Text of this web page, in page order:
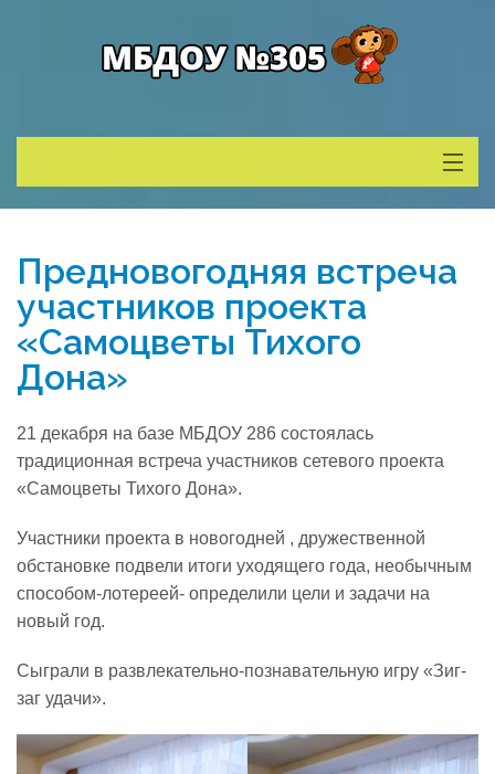
Деятельность
Родителям
Противодействие коррупции
Реализация соц заказа
Напишите нам
Предновогодняя встреча
участников проекта
«Самоцветы Тихого
Дона»
21 декабря на базе МБДОУ 286 состоялась
традиционная встреча участников сетевого проекта
«Самоцветы Тихого Дона».
Участники проекта в новогодней , дружественной
обстановке подвели итоги уходящего года, необычным
способом-лотереей- определили цели и задачи на
новый год.
Сыграли в развлекательно-познавательную игру «Зиг-
заг удачи».